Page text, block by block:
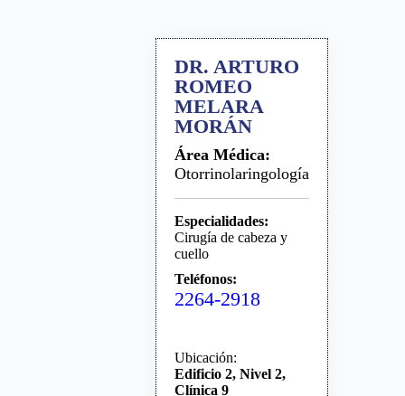
DR. ARTURO
ROMEO
MELARA
MORÁN
Área Médica:
Otorrinolaringología
Especialidades:
Cirugía de cabeza y
cuello
Teléfonos:
2264-2918
Ubicación:
Edificio 2, Nivel 2,
Clínica 9